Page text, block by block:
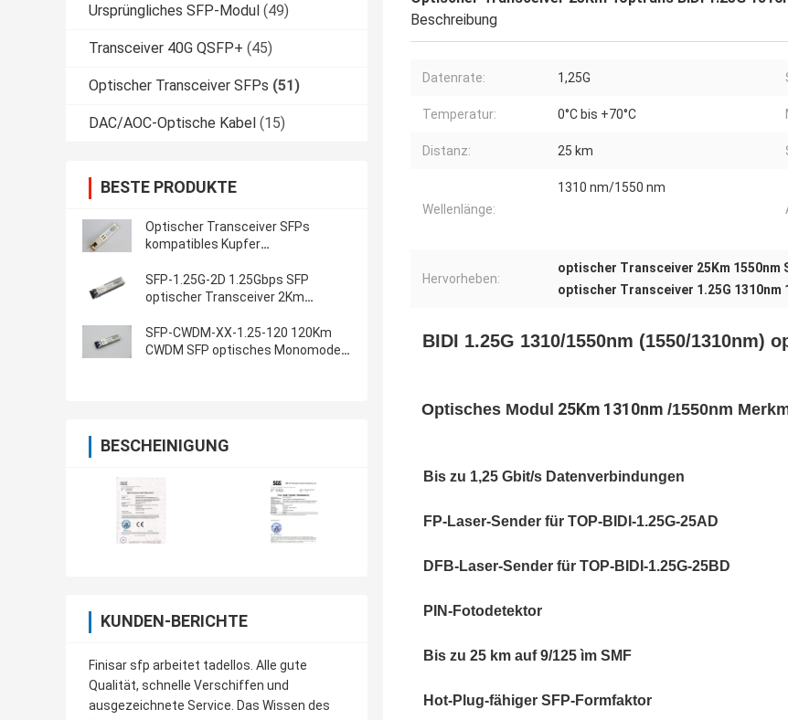
Ursprüngliches SFP-Modul (49)
Transceiver 40G QSFP+ (45)
Optischer Transceiver SFPs (51)
DAC/AOC-Optische Kabel (15)
BESTE PRODUKTE
Optischer Transceiver SFPs
kompatibles Kupfer
SFP-1.25G-2D 1.25Gbps SFP
optischer Transceiver 2Km
SFP-CWDM-XX-1.25-120 120Km
CWDM SFP optisches Monomode-
BESCHEINIGUNG
KUNDEN-BERICHTE
Finisar sfp arbeitet tadellos. Alle gute
Qualität, schnelle Verschiffen und
ausgezeichnete Service. Das Wissen des
Beschreibung
Datenrate: 1,25G
Temperatur: 0°C bis +70°C
Distanz: 25 km
Wellenlänge:
1310 nm/1550 nm
Hervorheben:
optischer Transceiver 25Km 1550nm
optischer Transceiver 1.25G 1310nm
BIDI 1.25G 1310/1550nm (1550/1310nm)
Optisches Modul 25Km 1310nm /1550nm
Bis zu 1,25 Gbit/s Datenverbindungen
FP-Laser-Sender für TOP-BIDI-1.25G-25AD
DFB-Laser-Sender für TOP-BIDI-1.25G-25BD
PIN-Fotodetektor
Bis zu 25 km auf 9/125 ìm SMF
Hot-Plug-fähiger SFP-Formfaktor